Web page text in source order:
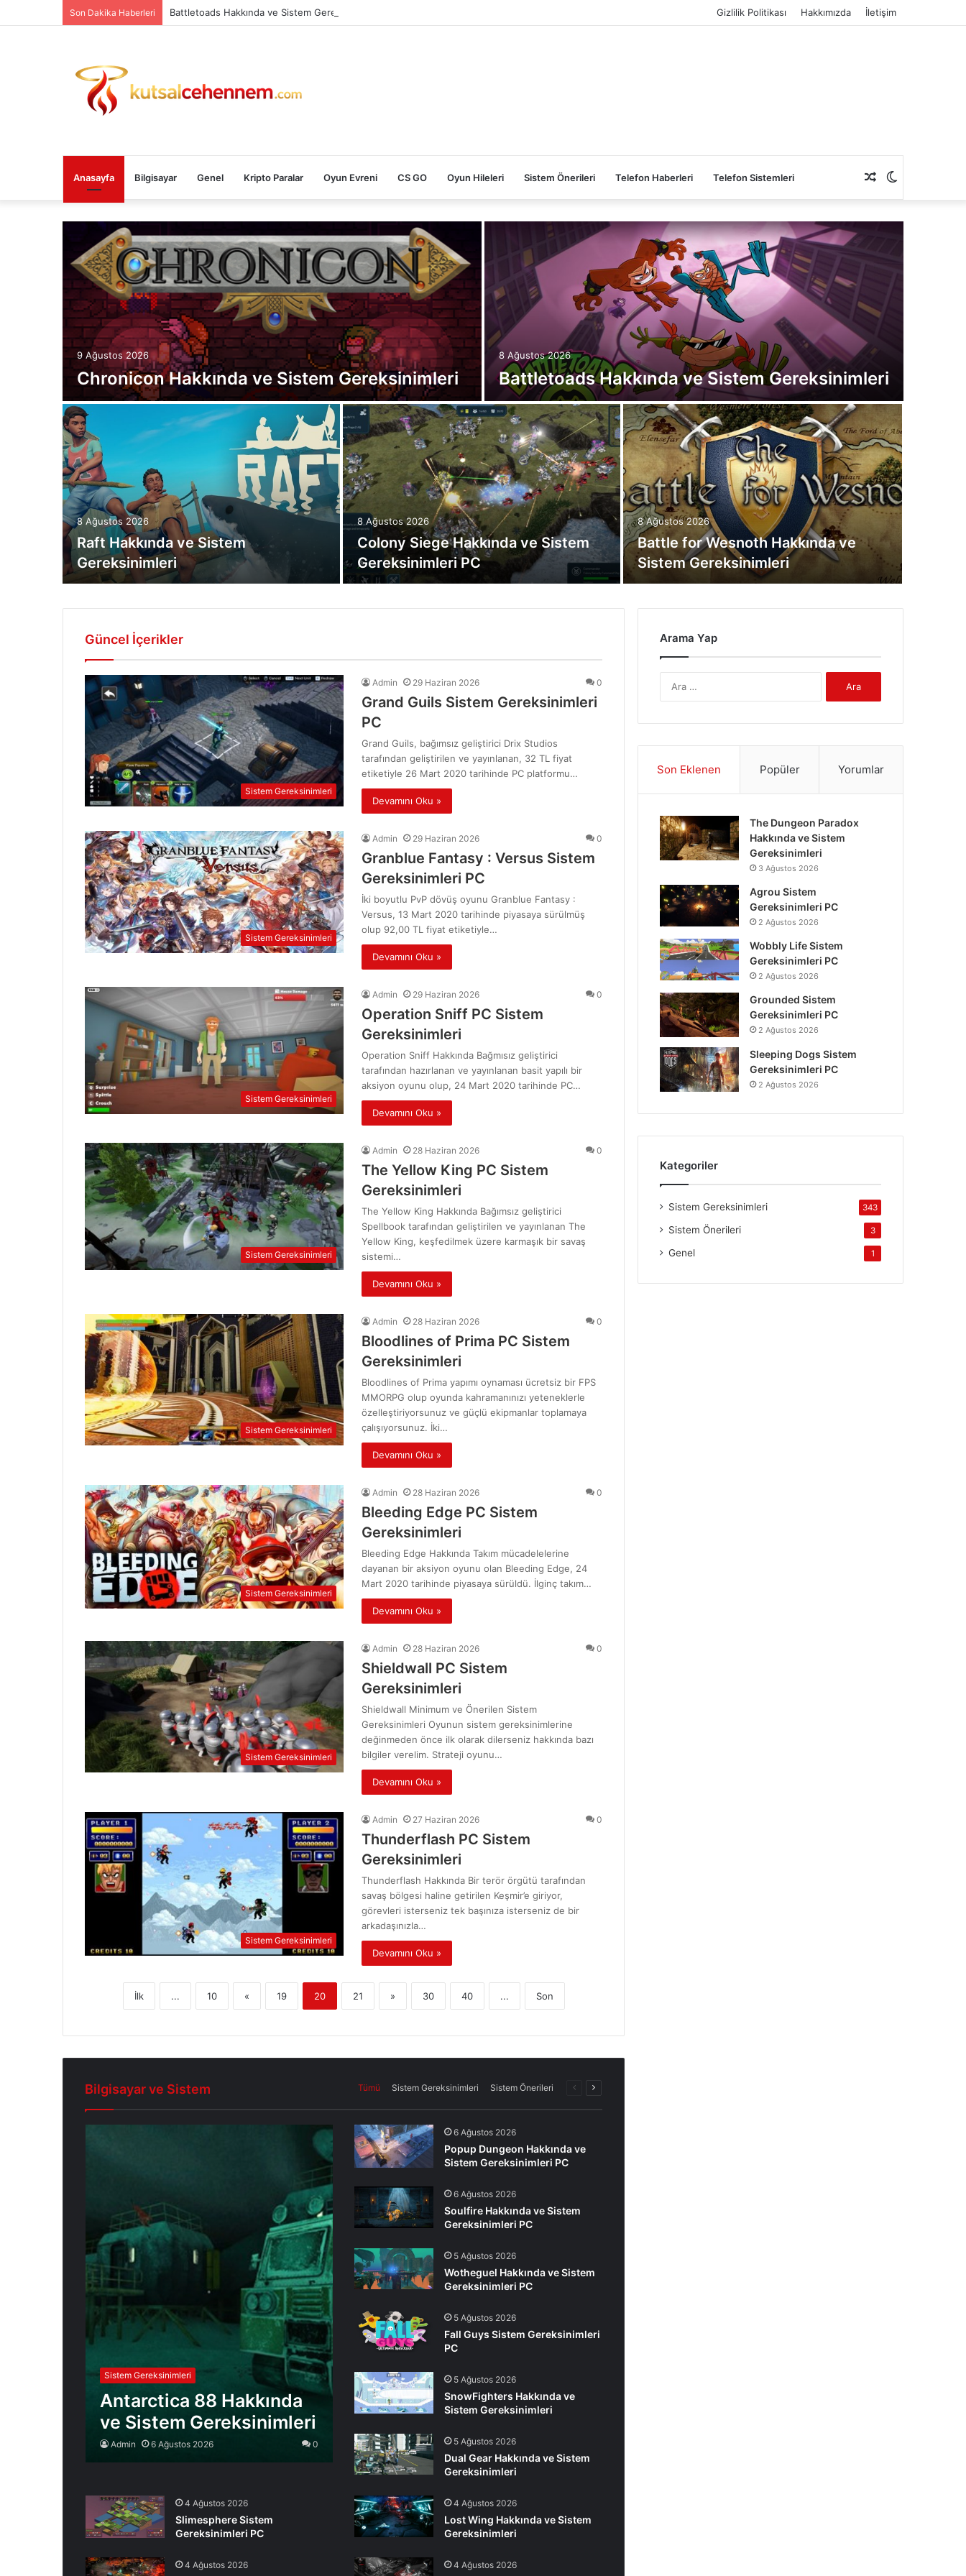
Son Dakika Haberleri Battletoads Hakkında ve Sistem Gereksinimleri Gizlilik Politikası Hakkımızda İletişim
Anasayfa Bilgisayar Genel Kripto Paralar Oyun Evreni CS GO Oyun Hileleri Sistem Önerileri Telefon Haberleri Telefon Sistemleri
görünümü
Rastgele
Makale
9 Ağustos 2026
Chronicon Hakkında ve Sistem Gereksinimleri
8 Ağustos 2026
Battletoads Hakkında ve Sistem Gereksinimleri
8 Ağustos 2026
Raft Hakkında ve Sistem
Gereksinimleri
8 Ağustos 2026
Colony Siege Hakkında ve Sistem
Gereksinimleri PC
8 Ağustos 2026
Battle for Wesnoth Hakkında ve
Sistem Gereksinimleri
Güncel İçerikler
Sistem Gereksinimleri
Admin 29 Haziran 2026 0
Grand Guils Sistem Gereksinimleri
PC
Grand Guils, bağımsız geliştirici Drix Studios
tarafından geliştirilen ve yayınlanan, 32 TL fiyat
etiketiyle 26 Mart 2020 tarihinde PC platformu…
Devamını Oku »
Sistem Gereksinimleri
Admin 29 Haziran 2026 0
Granblue Fantasy : Versus Sistem
Gereksinimleri PC
İki boyutlu PvP dövüş oyunu Granblue Fantasy :
Versus, 13 Mart 2020 tarihinde piyasaya sürülmüş
olup 92,00 TL fiyat etiketiyle…
Devamını Oku »
Sistem Gereksinimleri
Admin 29 Haziran 2026 0
Operation Sniff PC Sistem
Gereksinimleri
Operation Sniff Hakkında Bağmısız geliştirici
tarafından hazırlanan ve yayınlanan basit yapılı bir
aksiyon oyunu olup, 24 Mart 2020 tarihinde PC…
Devamını Oku »
Sistem Gereksinimleri
Admin 28 Haziran 2026 0
The Yellow King PC Sistem
Gereksinimleri
The Yellow King Hakkında Bağımsız geliştirici
Spellbook tarafından geliştirilen ve yayınlanan The
Yellow King, keşfedilmek üzere karmaşık bir savaş
sistemi…
Devamını Oku »
Sistem Gereksinimleri
Admin 28 Haziran 2026 0
Bloodlines of Prima PC Sistem
Gereksinimleri
Bloodlines of Prima yapımı oynaması ücretsiz bir FPS
MMORPG olup oyunda kahramanınızı yeteneklerle
özelleştiriyorsunuz ve güçlü ekipmanlar toplamaya
çalışıyorsunuz. İki…
Devamını Oku »
Sistem Gereksinimleri
Admin 28 Haziran 2026 0
Bleeding Edge PC Sistem
Gereksinimleri
Bleeding Edge Hakkında Takım mücadelelerine
dayanan bir aksiyon oyunu olan Bleeding Edge, 24
Mart 2020 tarihinde piyasaya sürüldü. İlginç takım…
Devamını Oku »
Sistem Gereksinimleri
Admin 28 Haziran 2026 0
Shieldwall PC Sistem
Gereksinimleri
Shieldwall Minimum ve Önerilen Sistem
Gereksinimleri Oyunun sistem gereksinimlerine
değinmeden önce ilk olarak dilerseniz hakkında bazı
bilgiler verelim. Strateji oyunu…
Devamını Oku »
Sistem Gereksinimleri
Admin 27 Haziran 2026 0
Thunderflash PC Sistem
Gereksinimleri
Thunderflash Hakkında Bir terör örgütü tarafından
savaş bölgesi haline getirilen Keşmir’e giriyor,
görevleri isterseniz tek başınıza isterseniz de bir
arkadaşınızla…
Devamını Oku »
İlk ... 10 « 19 20 21 » 30 40 ... Son
Bilgisayar ve Sistem Tümü Sistem Gereksinimleri Sistem Önerileri
ÖncekiSonraki
Sistem Gereksinimleri
Antarctica 88 Hakkında
ve Sistem Gereksinimleri
Admin 6 Ağustos 2026 0
6 Ağustos 2026
Popup Dungeon Hakkında ve
Sistem Gereksinimleri PC
6 Ağustos 2026
Soulfire Hakkında ve Sistem
Gereksinimleri PC
5 Ağustos 2026
Wotheguel Hakkında ve Sistem
Gereksinimleri PC
5 Ağustos 2026
Fall Guys Sistem Gereksinimleri
PC
5 Ağustos 2026
SnowFighters Hakkında ve
Sistem Gereksinimleri
5 Ağustos 2026
Dual Gear Hakkında ve Sistem
Gereksinimleri
4 Ağustos 2026
Slimesphere Sistem
Gereksinimleri PC
4 Ağustos 2026
Lost Wing Hakkında ve Sistem
Gereksinimleri
4 Ağustos 2026 4 Ağustos 2026
Arama Yap
Son Eklenen Popüler Yorumlar
The Dungeon Paradox
Hakkında ve Sistem
Gereksinimleri
3 Ağustos 2026
Agrou Sistem
Gereksinimleri PC
2 Ağustos 2026
Wobbly Life Sistem
Gereksinimleri PC
2 Ağustos 2026
Grounded Sistem
Gereksinimleri PC
2 Ağustos 2026
Sleeping Dogs Sistem
Gereksinimleri PC
2 Ağustos 2026
Kategoriler
Sistem Gereksinimleri 343
Sistem Önerileri 3
Genel 1